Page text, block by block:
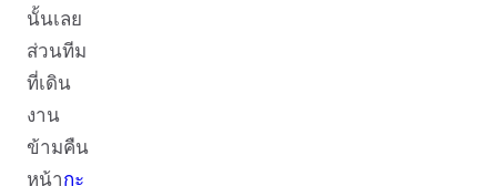
นั้นเลย
ส่วนทีม
ที่เดิน
งาน
ข้ามคืน
หน้ากะ